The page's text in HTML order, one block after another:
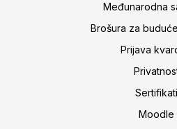
Međunarodna
Brošura za
Prijava
Sertifikati
Moodle